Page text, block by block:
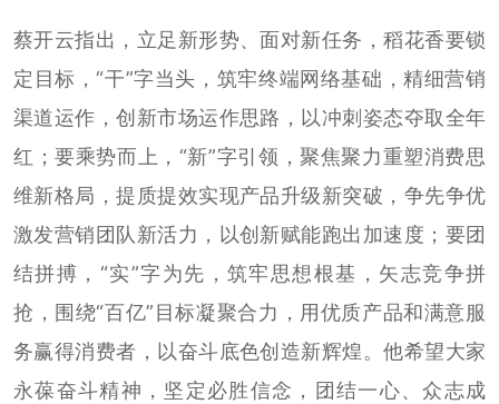
蔡开云指出，立足新形势、面对新任务，稻花香要锁
定目标，“干”字当头，筑牢终端网络基础，精细营销
渠道运作，创新市场运作思路，以冲刺姿态夺取全年
红；要乘势而上，“新”字引领，聚焦聚力重塑消费思
维新格局，提质提效实现产品升级新突破，争先争优
激发营销团队新活力，以创新赋能跑出加速度；要团
结拼搏，“实”字为先，筑牢思想根基，矢志竞争拼
抢，围绕“百亿”目标凝聚合力，用优质产品和满意服
务赢得消费者，以奋斗底色创造新辉煌。他希望大家
永葆奋斗精神，坚定必胜信念，团结一心、众志成